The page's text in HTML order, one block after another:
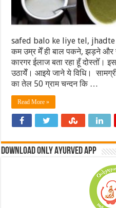
safed balo ke liye tel,
कम उम्र मेँ ही बाल पकने, झड़ने
कारगर ईलाज बता रहा हूँ दोस्तोँ।
उठायेँ। आइये जाने ये विधि।
का तेल 50 ग्राम चन्दन कि …
Read More »
Download Only Ayurved App